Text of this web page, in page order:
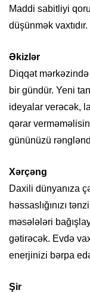
Maddi sabitliyi
düşünmək vaxtıdır.
Əkizlər
Diqqət
bir gündür. Yeni
ideyalar verəcək,
qərar
gününüzü
Xərçəng
Daxili dünyanıza
həssaslığınızı
məsələləri
gətirəcək. Evdə
enerjinizi bərpa
Şir